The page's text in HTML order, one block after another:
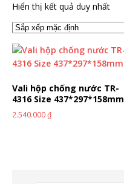
Hiển thị kết quả duy nhất
Vali hộp chống nước TR-
4316 Size 437*297*158mm
2.540.000₫